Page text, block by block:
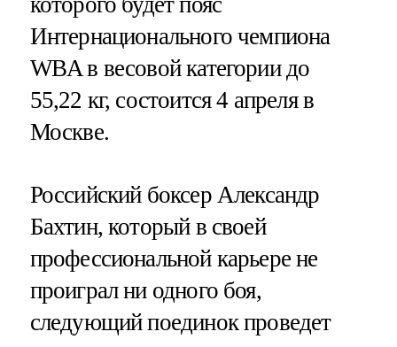
Интернационального чемпиона
WBA в весовой категории до
55,22 кг, состоится 4 апреля в
Москве.
Российский боксер Александр
Бахтин, который в своей
профессиональной карьере не
проиграл ни одного боя,
следующий поединок проведет